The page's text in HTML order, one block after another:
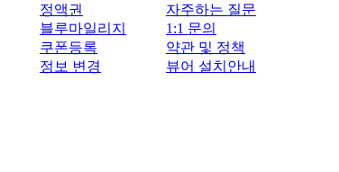
정액권
블루마일리지
쿠폰등록
정보 변경
자주하는 질문
1:1 문의
약관 및 정책
뷰어 설치안내